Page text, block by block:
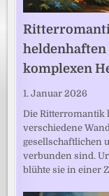
komplexen
1. Januar 2026
Die Ritterromantik
verschiedene
gesellschaftlichen
verbunden sind.
blühte sie in einer